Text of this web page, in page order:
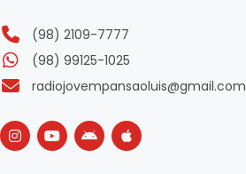
(98) 2109-7777
(98) 99125-1025
radiojovempansaoluis@gmail.com